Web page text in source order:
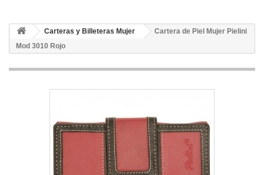
Carteras y Billeteras Mujer
Cartera de Piel Mujer Pielini
Mod 3010 Rojo